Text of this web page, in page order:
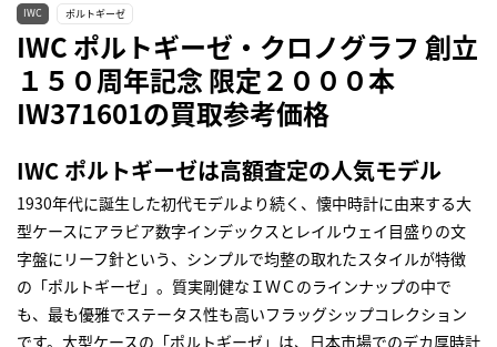
IWC ポルトギーゼ
IWC ポルトギーゼ・クロノグラフ 創立
１５０周年記念 限定２０００本
IW371601の買取参考価格
IWC ポルトギーゼは高額査定の人気モデル
1930年代に誕生した初代モデルより続く、懐中時計に由来する大
型ケースにアラビア数字インデックスとレイルウェイ目盛りの文
字盤にリーフ針という、シンプルで均整の取れたスタイルが特徴
の「ポルトギーゼ」。質実剛健なＩＷＣのラインナップの中で
も、最も優雅でステータス性も高いフラッグシップコレクション
です。大型ケースの「ポルトギーゼ」は、日本市場でのデカ厚時計